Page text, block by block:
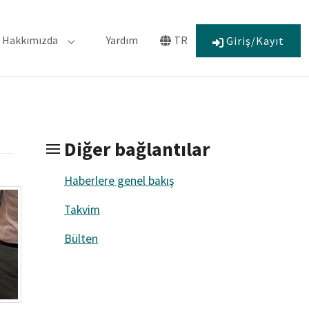
for "Bağlılık"
Hakkımızda Submenu for "Hakkımızda"
Yardım TR
Submenu for "Language"
Giriş/Kayıt
Diğer bağlantılar
Haberlere genel bakış
Takvim
Bülten